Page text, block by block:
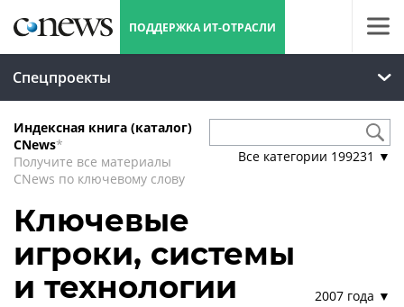
ПОДДЕРЖКА ИТ-ОТРАСЛИ
Спецпроекты
Индексная книга (каталог)
CNews*
Получите все материалы
CNews по ключевому слову
Все категории 199231 ▼
Ключевые
игроки, системы
и технологии
2007 года ▼